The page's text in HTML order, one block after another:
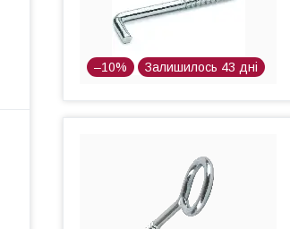
–10% Залишилось 43 дні